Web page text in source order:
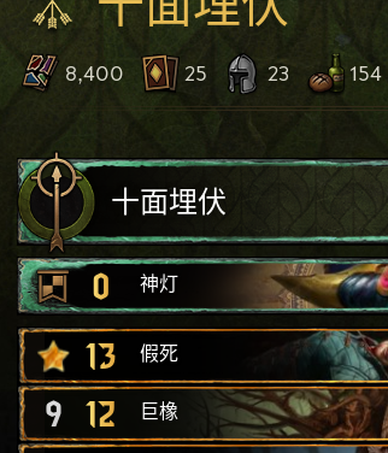
8,400 25 23 154
十面埋伏
0 神灯
13 假死
9 12 巨橡